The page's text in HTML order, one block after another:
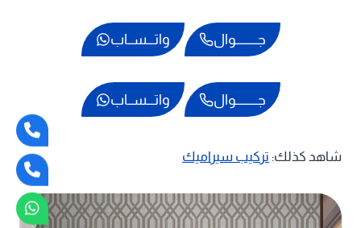
جـــــــــوال واتـــســاب
جـــــــــوال واتـــســاب
شاهد كذلك: تركيب سيراميك